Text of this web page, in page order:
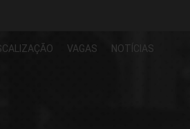
VAGAS NOTÍCIAS